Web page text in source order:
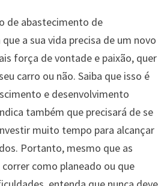
de abastecimento de
a sua vida precisa de um novo
força de vontade e paixão, quer
carro ou não. Saiba que isso é
e desenvolvimento
também que precisará de se
muito tempo para alcançar
Portanto, mesmo que as
como planeado ou que